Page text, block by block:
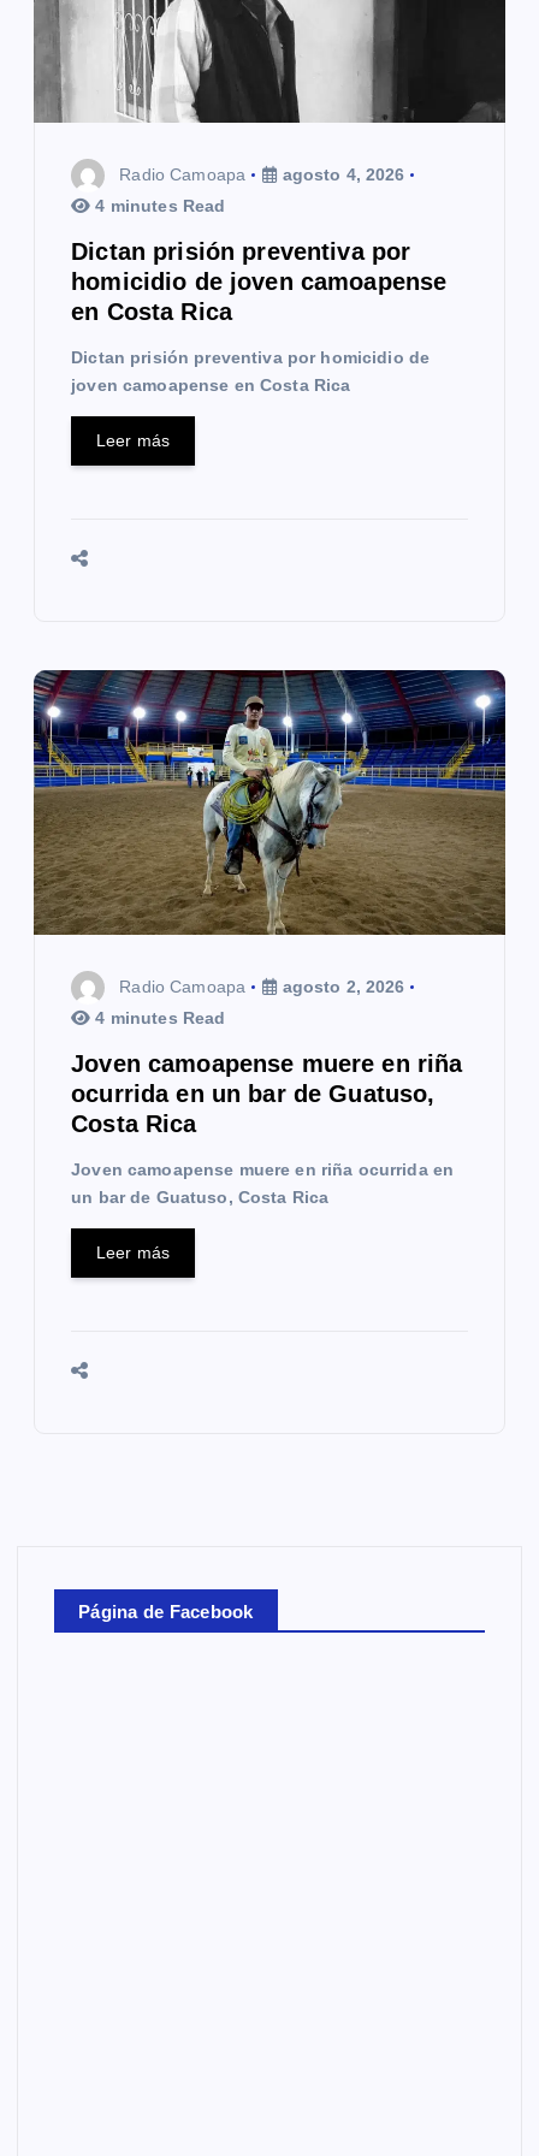
n
Radio Camoapa
agosto 4, 2026
4 minutes Read
Dictan prisión preventiva por
homicidio de joven camoapense
en Costa Rica
Dictan prisión preventiva por homicidio de
joven camoapense en Costa Rica
Leer más
Radio Camoapa
agosto 2, 2026
4 minutes Read
Joven camoapense muere en riña
ocurrida en un bar de Guatuso,
Costa Rica
Joven camoapense muere en riña ocurrida en
un bar de Guatuso, Costa Rica
Leer más
Página de Facebook